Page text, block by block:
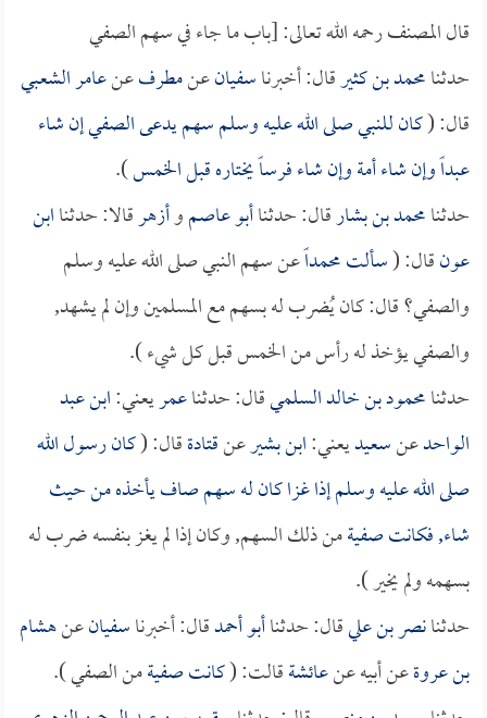
قال المصنف رحمه الله تعالى: [باب ما جاء في سهم الصفي
حدثنامحمد بن كثيرقال: أخبرناسفيانعنمطرفعنعامر الشعبي
قال: (كان للنبي صلى الله عليه وسلم سهم يدعى الصفي إن شاء
عبداً وإن شاء أمة وإن شاء فرساً يختاره قبل الخمس).
حدثنامحمد بن بشارقال: حدثناأبو عاصموأزهرقالا: حدثناابن
عونقال: (سألتمحمداًعن سهم النبي صلى الله عليه وسلم
والصفي؟ قال: كان يُضرب له بسهم مع المسلمين وإن لم يشهد,
والصفي يؤخذ له رأس من الخمس قبل كل شيء ).
حدثنامحمود بن خالد السلميقال: حدثناعمريعني:ابن عبد
الواحدعنسعيديعني:ابن بشيرعنقتادةقال: (كان رسول الله
صلى الله عليه وسلم إذا غزا كان له سهم صاف يأخذه من حيث
شاء, فكانتصفيةمن ذلك السهم, وكان إذا لم يغز بنفسه ضرب له
بسهمه ولم يخير ).
حدثنانصر بن عليقال: حدثناأبو أحمدقال: أخبرناسفيانعنهشام
بن عروةعن أبيه عنعائشةقالت: (كانتصفيةمن الصفي ).